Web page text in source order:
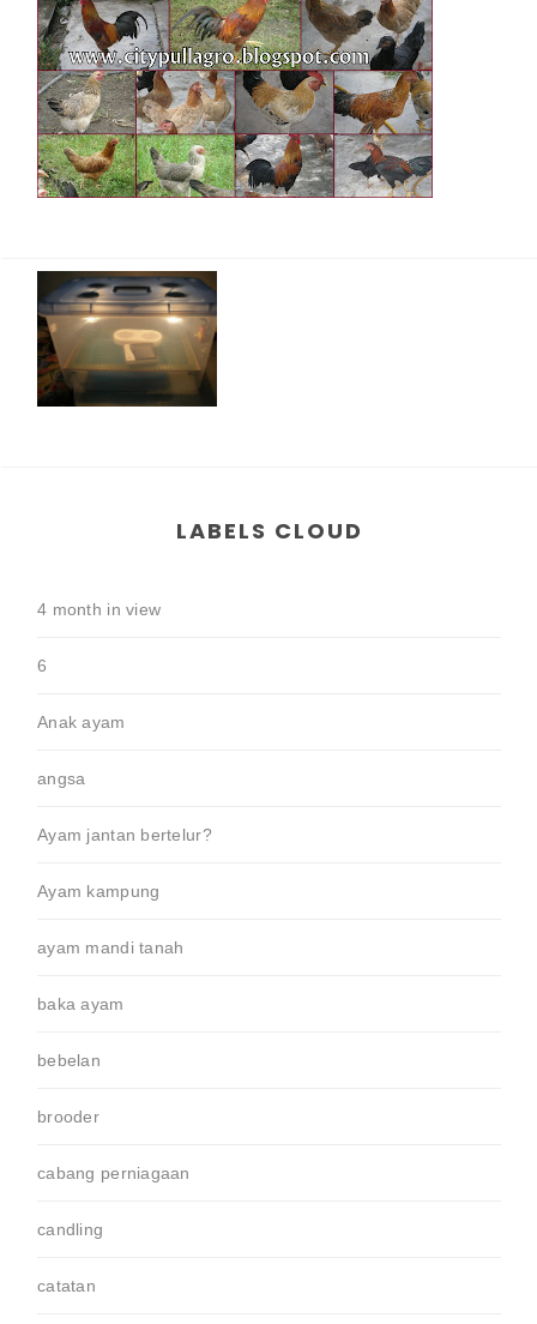
LABELS CLOUD
4 month in view
6
Anak ayam
angsa
Ayam jantan bertelur?
Ayam kampung
ayam mandi tanah
baka ayam
bebelan
brooder
cabang perniagaan
candling
catatan